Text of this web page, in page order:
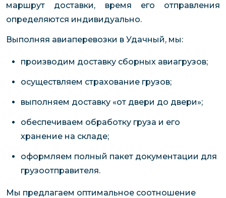
маршрут доставки, время его отправления
определяются индивидуально.
Выполняя авиаперевозки в Удачный, мы:
производим доставку сборных авиагрузов;
осуществляем страхование грузов;
выполняем доставку «от двери до двери»;
обеспечиваем обработку груза и его
хранение на складе;
оформляем полный пакет документации для
грузоотправителя.
Мы предлагаем оптимальное соотношение